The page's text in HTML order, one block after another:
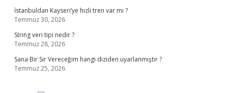
İstanbuldan Kayseri’ye hızlı tren var mı ?
Temmuz 30, 2026
String veri tipi nedir ?
Temmuz 28, 2026
Sana Bir Sır Vereceğim hangi diziden uyarlanmıştır ?
Temmuz 25, 2026